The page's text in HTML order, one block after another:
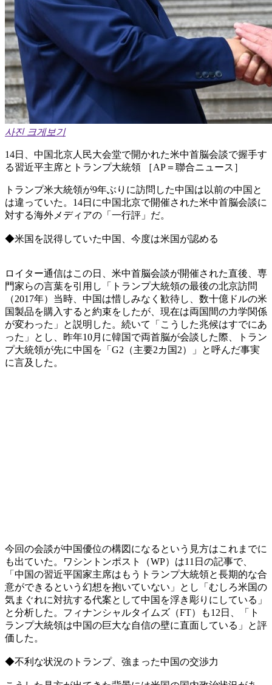
사진 크게보기
14日、中国北京人民大会堂で開かれた米中首脳会談で握手す
る習近平主席とトランプ大統領 ［AP＝聯合ニュース］
トランプ米大統領が9年ぶりに訪問した中国は以前の中国と
は違っていた。14日に中国北京で開催された米中首脳会談に
対する海外メディアの「一行評」だ。
◆米国を説得していた中国、今度は米国が認める
ロイター通信はこの日、米中首脳会談が開催された直後、専
門家らの言葉を引用し「トランプ大統領の最後の北京訪問
（2017年）当時、中国は惜しみなく歓待し、数十億ドルの米
国製品を購入すると約束をしたが、現在は両国間の力学関係
が変わった」と説明した。続いて「こうした兆候はすでにあ
った」とし、昨年10月に韓国で両首脳が会談した際、トラン
プ大統領が先に中国を「G2（主要2カ国2）」と呼んだ事実
に言及した。
今回の会談が中国優位の構図になるという見方はこれまでに
も出ていた。ワシントンポスト（WP）は11日の記事で、
「中国の習近平国家主席はもうトランプ大統領と長期的な合
意ができるという幻想を抱いていない」とし「むしろ米国の
気まぐれに対抗する代案として中国を浮き彫りにしている」
と分析した。フィナンシャルタイムズ（FT）も12日、「ト
ランプ大統領は中国の巨大な自信の壁に直面している」と評
価した。
◆不利な状況のトランプ、強まった中国の交渉力